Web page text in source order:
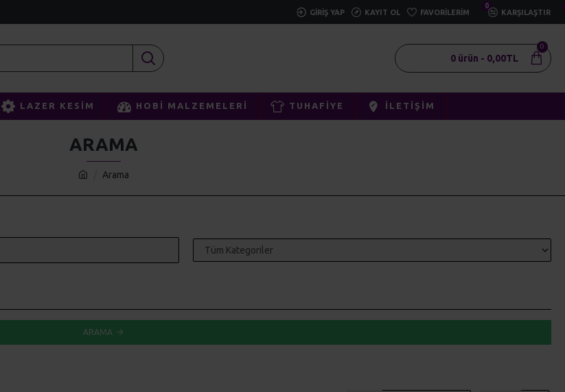
GIRIŞ YAP KAYIT OL FAVORILERIM
0
KARŞILAŞTIR
0 ürün - 0,00TL
0
LAZER KESIM HOBI MALZEMELERI TUHAFIYE İLETIŞIM
Arama
ARAMA
ARAMA